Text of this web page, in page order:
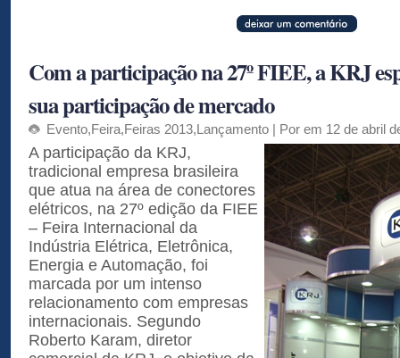
Com a participação na 27º FIEE, a KRJ
sua participação de mercado
Evento,Feira,Feiras 2013,Lançamento | Por em 12 de abril
A participação da KRJ,
tradicional empresa brasileira
que atua na área de conectores
elétricos, na 27º edição da FIEE
– Feira Internacional da
Indústria Elétrica, Eletrônica,
Energia e Automação, foi
marcada por um intenso
relacionamento com empresas
internacionais. Segundo
Roberto Karam, diretor